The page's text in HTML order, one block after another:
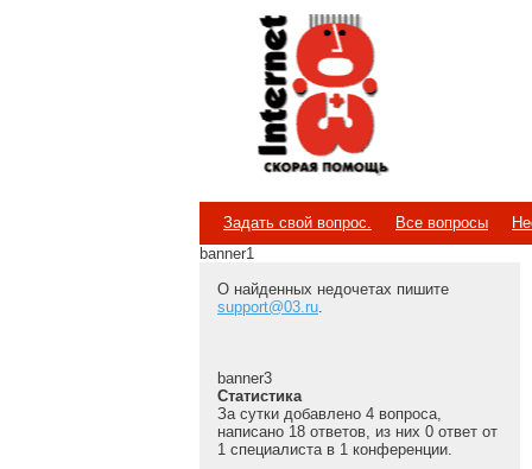
Internet
Скорая помощь
Задать свой вопрос. Все вопросы
banner1
О найденных недочетах пишите
support@03.ru.
banner3
Статистика
За сутки добавлено 4 вопроса,
написано 18 ответов, из них 0 ответ от
1 специалиста в 1 конференции.